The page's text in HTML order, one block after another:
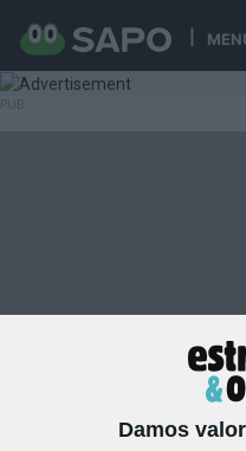
Damos